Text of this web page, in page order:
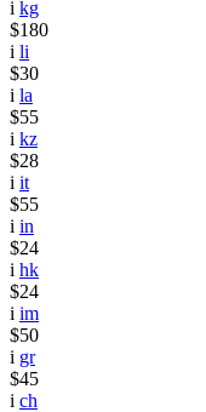
i kg
$180
i li
$30
i la
$55
i kz
$28
i it
$55
i in
$24
i hk
$24
i im
$50
i gr
$45
i ch